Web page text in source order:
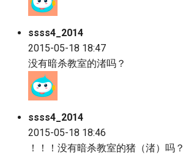
ssss4_2014
2015-05-18 18:47
没有暗杀教室的渚吗？
ssss4_2014
2015-05-18 18:46
！！！没有暗杀教室的猪（渚）吗？